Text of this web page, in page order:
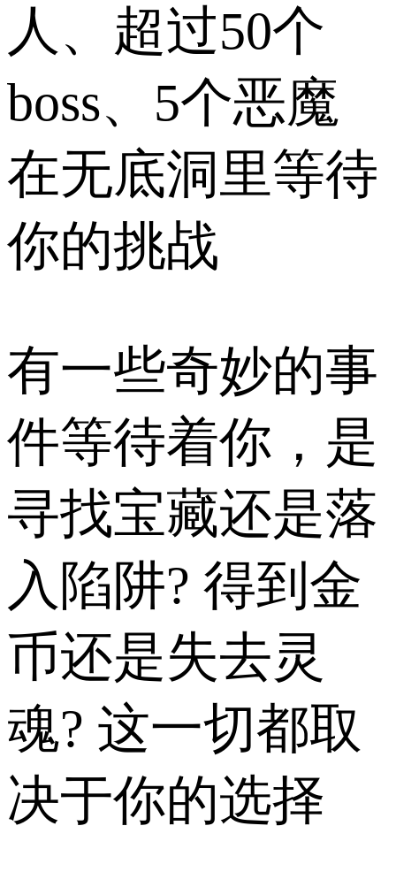
人、超过50个
boss、5个恶魔
在无底洞里等待
你的挑战
有一些奇妙的事
件等待着你，是
寻找宝藏还是落
入陷阱? 得到金
币还是失去灵
魂? 这一切都取
决于你的选择